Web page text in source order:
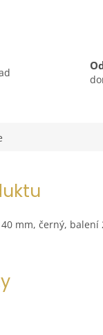
mm, černý, balení